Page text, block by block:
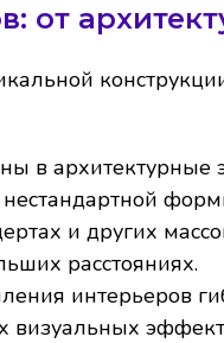
от
в архитектурные
и других
расстояниях.
интерьеров
визуальных